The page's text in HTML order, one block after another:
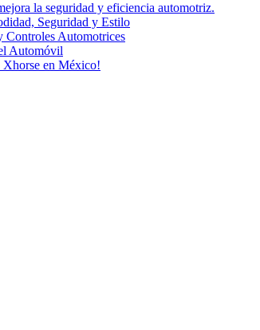
la seguridad y eficiencia automotriz.
Seguridad y Estilo
Controles Automotrices
Automóvil
Xhorse en México!